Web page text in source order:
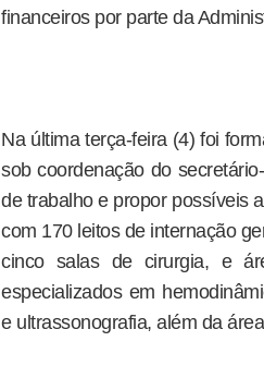
financeiros por parte da
Na última terça-feira (4) foi
sob coordenação do
de trabalho e propor possíveis
com 170 leitos de internação
cinco salas de cirurgia, e
especializados em
e ultrassonografia, além da